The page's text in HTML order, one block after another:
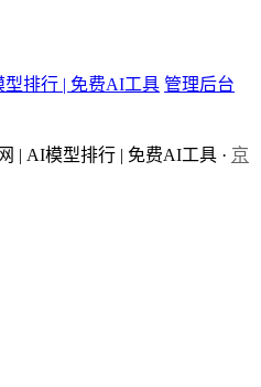
型排行 | 免费AI工具 管理后台
| AI模型排行 | 免费AI工具 · 京